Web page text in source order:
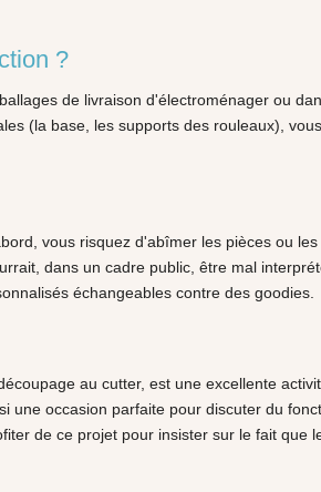
?
de livraison d'électroménager ou
(la base, les supports des rouleaux),
vous risquez d'abîmer les pièces ou
dans un cadre public, être mal
échangeables contre des goodies.
au cutter, est une excellente
occasion parfaite pour discuter du
de ce projet pour insister sur le fait que